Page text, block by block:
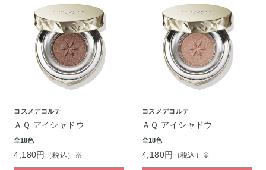
コスメデコルテ
ＡＱ アイシャドウ
全18色
4,180円 （税込）※
コスメデコルテ
ＡＱ アイシャドウ
全18色
4,180円 （税込）※